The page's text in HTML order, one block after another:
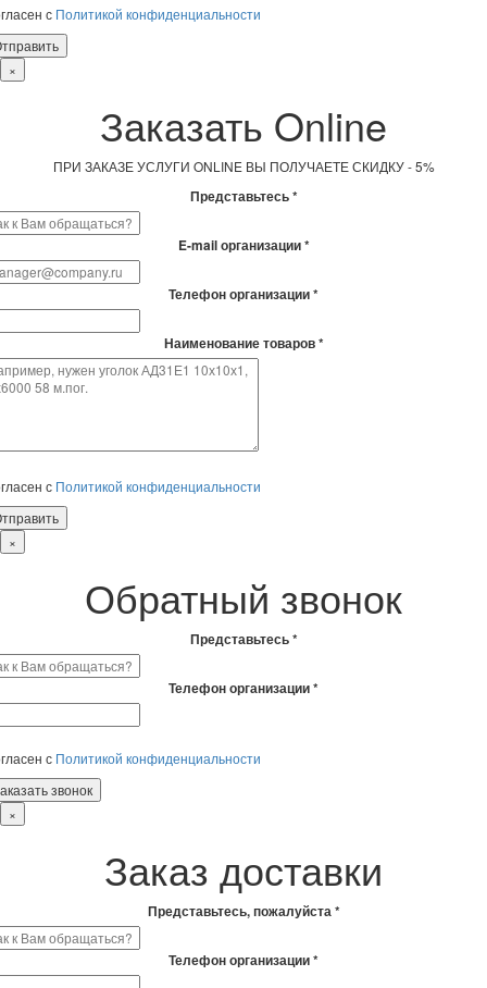
с Политикой конфиденциальности
×
Заказать Online
ПРИ ЗАКАЗЕ УСЛУГИ ONLINE ВЫ ПОЛУЧАЕТЕ СКИДКУ - 5%
Представьтесь *
E-mail организации *
Телефон организации *
Наименование товаров *
с Политикой конфиденциальности
×
Обратный звонок
Представьтесь *
Телефон организации *
с Политикой конфиденциальности
×
Заказ доставки
Представьтесь, пожалуйста *
Телефон организации *